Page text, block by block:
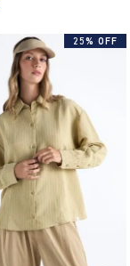
25% OFF